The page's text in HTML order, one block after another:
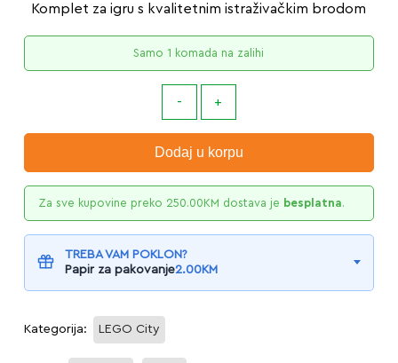
Komplet za igru s kvalitetnim istraživačkim brodom
Samo 1 komada na zalihi
Dodaj u korpu
Za sve kupovine preko 250.00KM dostava je besplatna.
TREBA VAM POKLON?
Papir za pakovanje2.00KM
Kategorija: LEGO City